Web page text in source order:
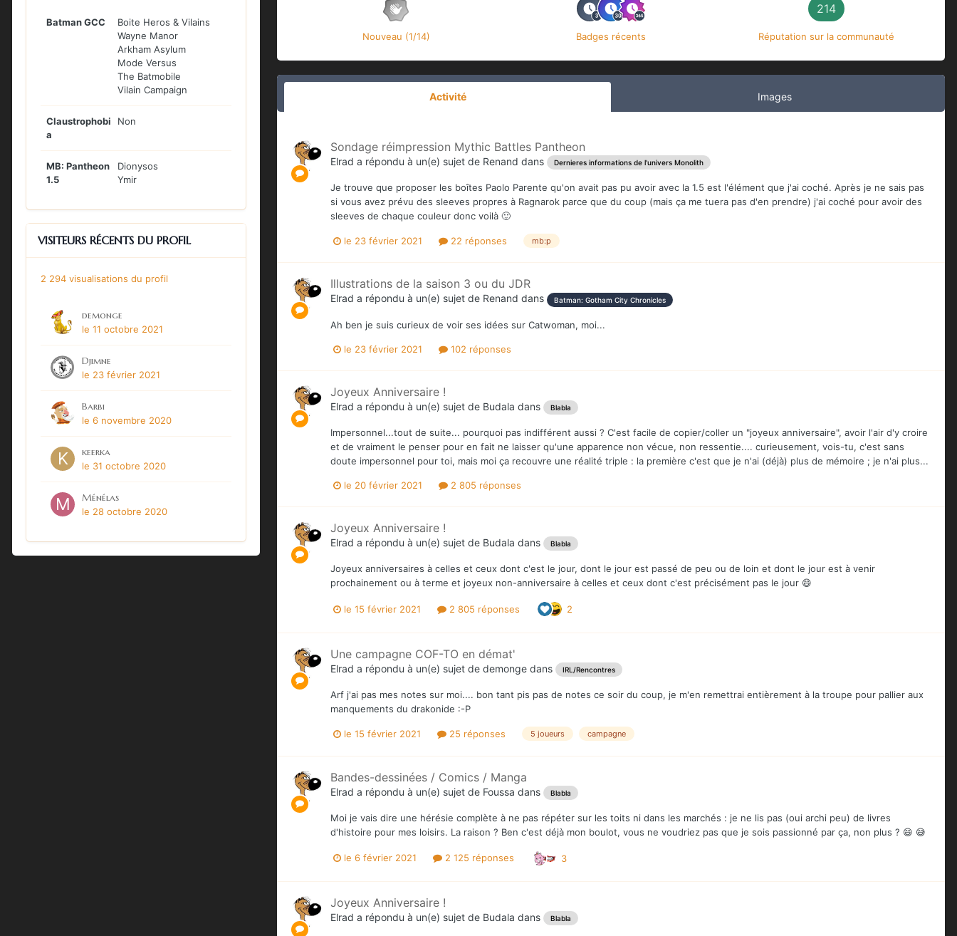
Batman GCC
Boite Heros & Vilains
Wayne Manor
Arkham Asylum
Mode Versus
The Batmobile
Vilain Campaign
Claustrophobi
a
Non
MB: Pantheon
1.5
Dionysos
Ymir
VISITEURS RÉCENTS DU PROFIL
2 294 visualisations du profil
demonge
le 11 octobre 2021
Djimne
le 23 février 2021
Barbi
le 6 novembre 2020
keerka
le 31 octobre 2020
Ménélas
le 28 octobre 2020
Nouveau (1/14) Badges récents
214
Réputation sur la communauté
Activité Images
Sondage réimpression Mythic Battles Pantheon
Elrad a répondu à un(e) sujet de Renand dans Dernieres informations de l'univers Monolith
Je trouve que proposer les boîtes Paolo Parente qu'on avait pas pu avoir avec la 1.5 est l'élément que j'ai coché. Après je ne sais pas
si vous avez prévu des sleeves propres à Ragnarok parce que du coup (mais ça me tuera pas d'en prendre) j'ai coché pour avoir des
sleeves de chaque couleur donc voilà 🙂
le 23 février 2021 22 réponses mb:p
Illustrations de la saison 3 ou du JDR
Elrad a répondu à un(e) sujet de Renand dans Batman: Gotham City Chronicles
Ah ben je suis curieux de voir ses idées sur Catwoman, moi...
le 23 février 2021 102 réponses
Joyeux Anniversaire !
Elrad a répondu à un(e) sujet de Budala dans Blabla
Impersonnel...tout de suite... pourquoi pas indifférent aussi ? C'est facile de copier/coller un "joyeux anniversaire", avoir l'air d'y croire
et de vraiment le penser pour en fait ne laisser qu'une apparence non vécue, non ressentie.... curieusement, vois-tu, c'est sans
doute impersonnel pour toi, mais moi ça recouvre une réalité triple : la première c'est que je n'ai (déjà) plus de mémoire ; je n'ai plus...
le 20 février 2021 2 805 réponses
Joyeux Anniversaire !
Elrad a répondu à un(e) sujet de Budala dans Blabla
Joyeux anniversaires à celles et ceux dont c'est le jour, dont le jour est passé de peu ou de loin et dont le jour est à venir
prochainement ou à terme et joyeux non-anniversaire à celles et ceux dont c'est précisément pas le jour 😄
le 15 février 2021 2 805 réponses 2
Une campagne COF-TO en démat'
Elrad a répondu à un(e) sujet de demonge dans IRL/Rencontres
Arf j'ai pas mes notes sur moi.... bon tant pis pas de notes ce soir du coup, je m'en remettrai entièrement à la troupe pour pallier aux
manquements du drakonide :-P
le 15 février 2021 25 réponses 5 joueurs campagne
Bandes-dessinées / Comics / Manga
Elrad a répondu à un(e) sujet de Foussa dans Blabla
Moi je vais dire une hérésie complète à ne pas répéter sur les toits ni dans les marchés : je ne lis pas (oui archi peu) de livres
d'histoire pour mes loisirs. La raison ? Ben c'est déjà mon boulot, vous ne voudriez pas que je sois passionné par ça, non plus ? 😄 😅
le 6 février 2021 2 125 réponses 3
Joyeux Anniversaire !
Elrad a répondu à un(e) sujet de Budala dans Blabla